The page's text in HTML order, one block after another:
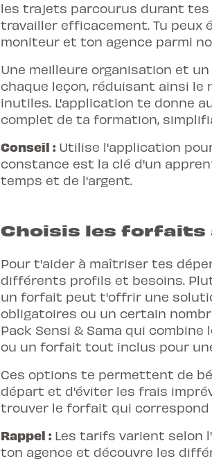
les trajets parcourus durant
travailler efficacement. Tu peux
moniteur et ton agence parmi
Une meilleure organisation et
chaque leçon, réduisant ainsi
inutiles. L'application te donne
complet de ta formation,
Conseil : Utilise l'application
constance est la clé d'un
temps et de l'argent.
Choisis les forfaits
Pour t'aider à maîtriser tes
différents profils et besoins.
un forfait peut t'offrir une
obligatoires ou un certain
Pack Sensi & Sama qui
ou un forfait tout inclus pour
Ces options te permettent de
départ et d'éviter les frais
trouver le forfait qui
Rappel : Les tarifs varient selon
ton agence et découvre les